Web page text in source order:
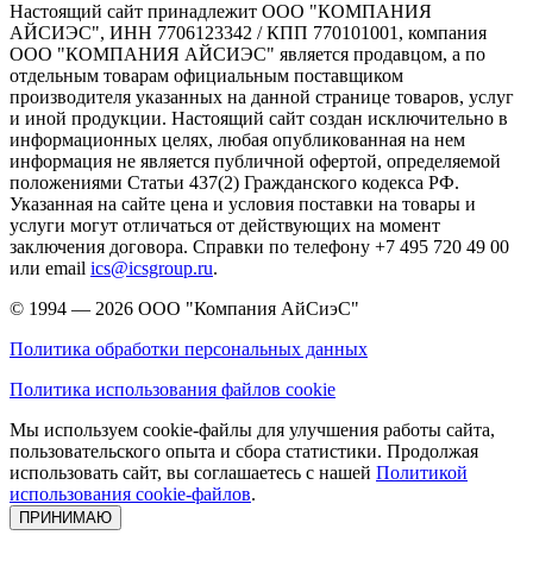
Настоящий сайт принадлежит ООО "КОМПАНИЯ
АЙСИЭС", ИНН 7706123342 / КПП 770101001, компания
ООО "КОМПАНИЯ АЙСИЭС" является продавцом, а по
отдельным товарам официальным поставщиком
производителя указанных на данной странице товаров, услуг
и иной продукции. Настоящий сайт создан исключительно в
информационных целях, любая опубликованная на нем
информация не является публичной офертой, определяемой
положениями Статьи 437(2) Гражданского кодекса РФ.
Указанная на сайте цена и условия поставки на товары и
услуги могут отличаться от действующих на момент
заключения договора. Справки по телефону +7 495 720 49 00
или email ics@icsgroup.ru.
© 1994 — 2026 ООО "Компания АйСиэС"
Политика обработки персональных данных
Политика использования файлов cookie
Мы используем cookie-файлы для улучшения работы сайта,
пользовательского опыта и сбора статистики. Продолжая
использовать сайт, вы соглашаетесь с нашей Политикой
использования cookie-файлов.
ПРИНИМАЮ